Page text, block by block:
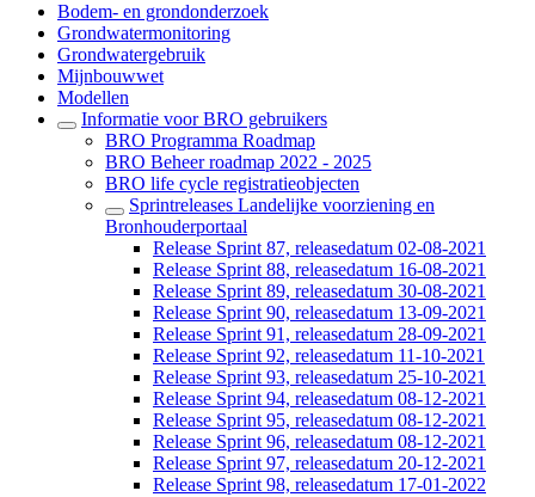
Bodem- en grondonderzoek
Grondwatermonitoring
Grondwatergebruik
Mijnbouwwet
Modellen
Informatie voor BRO gebruikers
BRO Programma Roadmap
BRO Beheer roadmap 2022 - 2025
BRO life cycle registratieobjecten
Sprintreleases Landelijke voorziening en
Bronhouderportaal
Release Sprint 87, releasedatum 02-08-2021
Release Sprint 88, releasedatum 16-08-2021
Release Sprint 89, releasedatum 30-08-2021
Release Sprint 90, releasedatum 13-09-2021
Release Sprint 91, releasedatum 28-09-2021
Release Sprint 92, releasedatum 11-10-2021
Release Sprint 93, releasedatum 25-10-2021
Release Sprint 94, releasedatum 08-12-2021
Release Sprint 95, releasedatum 08-12-2021
Release Sprint 96, releasedatum 08-12-2021
Release Sprint 97, releasedatum 20-12-2021
Release Sprint 98, releasedatum 17-01-2022